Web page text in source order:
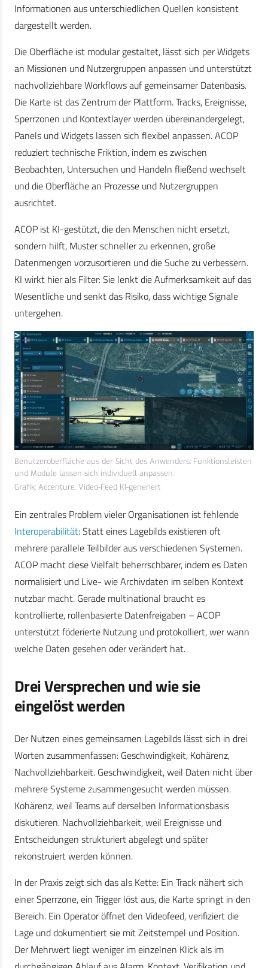
Informationen aus unterschiedlichen Quellen konsistent
dargestellt werden.
Die Oberfläche ist modular gestaltet, lässt sich per Widgets
an Missionen und Nutzergruppen anpassen und unterstützt
nachvollziehbare Workflows auf gemeinsamer Datenbasis.
Die Karte ist das Zentrum der Plattform. Tracks, Ereignisse,
Sperrzonen und Kontextlayer werden übereinandergelegt,
Panels und Widgets lassen sich flexibel anpassen. ACOP
reduziert technische Friktion, indem es zwischen
Beobachten, Untersuchen und Handeln fließend wechselt
und die Oberfläche an Prozesse und Nutzergruppen
ausrichtet.
ACOP ist KI-gestützt, die den Menschen nicht ersetzt,
sondern hilft, Muster schneller zu erkennen, große
Datenmengen vorzusortieren und die Suche zu verbessern.
KI wirkt hier als Filter: Sie lenkt die Aufmerksamkeit auf das
Wesentliche und senkt das Risiko, dass wichtige Signale
untergehen.
Benutzeroberfläche aus der Sicht des Anwenders: Funktionsleisten
und Module lassen sich individuell anpassen.
Grafik: Accenture, Video-Feed KI-generiert
Ein zentrales Problem vieler Organisationen ist fehlende
Interoperabilität: Statt eines Lagebilds existieren oft
mehrere parallele Teilbilder aus verschiedenen Systemen.
ACOP macht diese Vielfalt beherrschbarer, indem es Daten
normalisiert und Live- wie Archivdaten im selben Kontext
nutzbar macht. Gerade multinational braucht es
kontrollierte, rollenbasierte Datenfreigaben – ACOP
unterstützt föderierte Nutzung und protokolliert, wer wann
welche Daten gesehen oder verändert hat.
Drei Versprechen und wie sie
eingelöst werden
Der Nutzen eines gemeinsamen Lagebilds lässt sich in drei
Worten zusammenfassen: Geschwindigkeit, Kohärenz,
Nachvollziehbarkeit. Geschwindigkeit, weil Daten nicht über
mehrere Systeme zusammengesucht werden müssen.
Kohärenz, weil Teams auf derselben Informationsbasis
diskutieren. Nachvollziehbarkeit, weil Ereignisse und
Entscheidungen strukturiert abgelegt und später
rekonstruiert werden können.
In der Praxis zeigt sich das als Kette: Ein Track nähert sich
einer Sperrzone, ein Trigger löst aus, die Karte springt in den
Bereich. Ein Operator öffnet den Videofeed, verifiziert die
Lage und dokumentiert sie mit Zeitstempel und Position.
Der Mehrwert liegt weniger im einzelnen Klick als im